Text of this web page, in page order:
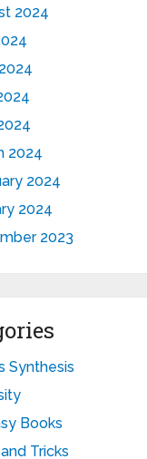
2024
2024
2024
2024
2023
Synthesis
Books
Tricks